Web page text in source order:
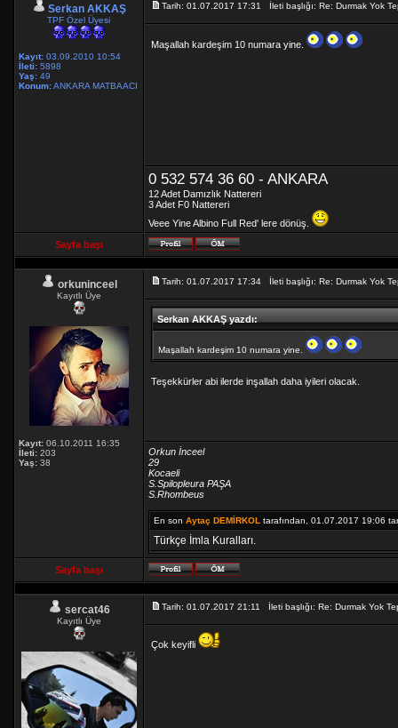
Serkan AKKAŞ
TPF Özel Üyesi
Kayıt: 03.09.2010 10:54
İleti: 5898
Yaş: 49
Konum:ANKARA MATBAACI
Tarih: 01.07.2017 17:31 İleti başlığı: Re: Durmak Yok
Maşallah kardeşim 10 numara yine.
0 532 574 36 60 - ANKARA
12 Adet Damızlık Nattereri
3 Adet F0 Nattereri
Veee Yine Albino Full Red' lere dönüş.
Sayfa başı
orkuninceel
Kayıtlı Üye
Kayıt: 06.10.2011 16:35
İleti: 203
Yaş: 38
Tarih: 01.07.2017 17:34 İleti başlığı: Re: Durmak Yok
Serkan AKKAŞ yazdı:
Maşallah kardeşim 10 numara yine.
Teşekkürler abi ilerde inşallah daha iyileri olacak.
Orkun İnceel
29
Kocaeli
S.Spilopleura PAŞA
S.Rhombeus
En son Aytaç DEMİRKOL tarafından, 01.07.2017 19:06
Türkçe İmla Kuralları.
Sayfa başı
sercat46
Kayıtlı Üye
Tarih: 01.07.2017 21:11 İleti başlığı: Re: Durmak Yok
Çok keyifli